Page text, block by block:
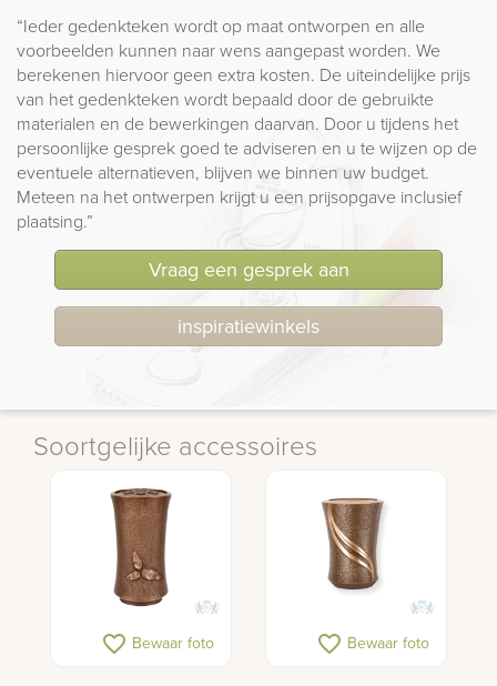
“Ieder gedenkteken wordt op maat ontworpen en alle
voorbeelden kunnen naar wens aangepast worden. We
berekenen hiervoor geen extra kosten. De uiteindelijke prijs
van het gedenkteken wordt bepaald door de gebruikte
materialen en de bewerkingen daarvan. Door u tijdens het
persoonlijke gesprek goed te adviseren en u te wijzen op de
eventuele alternatieven, blijven we binnen uw budget.
Meteen na het ontwerpen krijgt u een prijsopgave inclusief
plaatsing.”
Vraag een gesprek aan
inspiratiewinkels
Soortgelijke accessoires
favorite_border Bewaar foto favorite_border Bewaar foto